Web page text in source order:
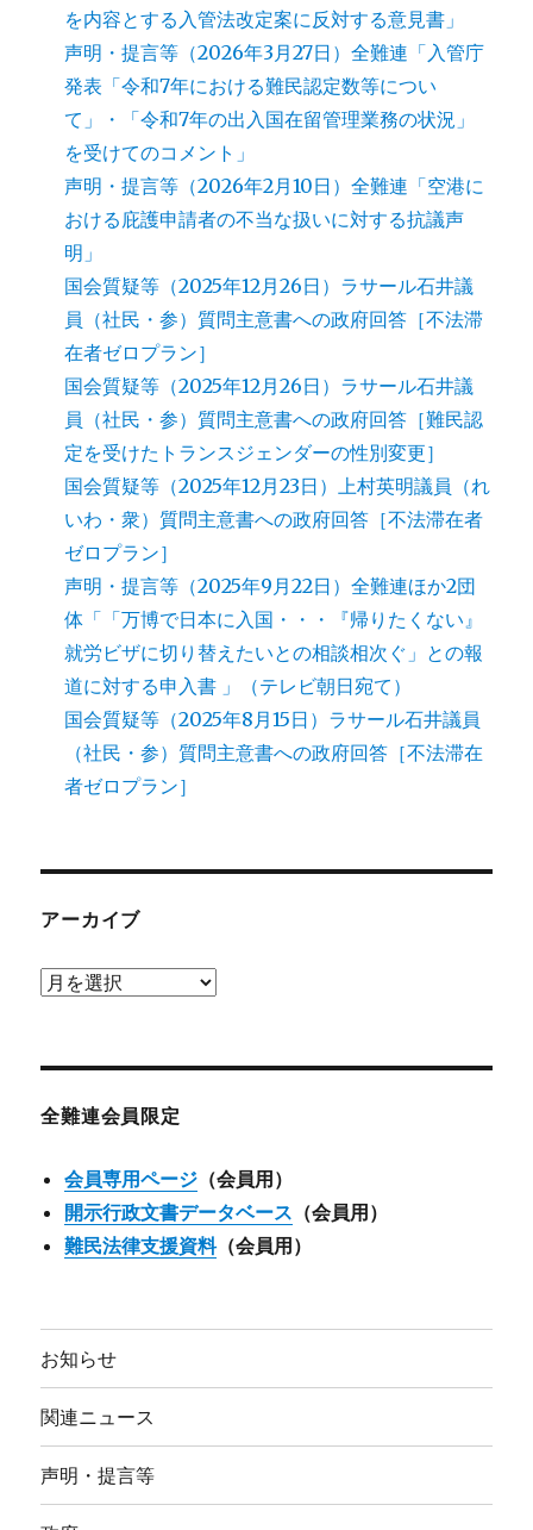
を内容とする入管法改定案に反対する意見書」
声明・提言等（2026年3月27日）全難連「入管庁
発表「令和7年における難民認定数等につい
て」・「令和7年の出入国在留管理業務の状況」
を受けてのコメント」
声明・提言等（2026年2月10日）全難連「空港に
おける庇護申請者の不当な扱いに対する抗議声
明」
国会質疑等（2025年12月26日）ラサール石井議
員（社民・参）質問主意書への政府回答［不法滞
在者ゼロプラン］
国会質疑等（2025年12月26日）ラサール石井議
員（社民・参）質問主意書への政府回答［難民認
定を受けたトランスジェンダーの性別変更］
国会質疑等（2025年12月23日）上村英明議員（れ
いわ・衆）質問主意書への政府回答［不法滞在者
ゼロプラン］
声明・提言等（2025年9月22日）全難連ほか2団
体「「万博で日本に入国・・・『帰りたくない』
就労ビザに切り替えたいとの相談相次ぐ」との報
道に対する申入書 」（テレビ朝日宛て）
国会質疑等（2025年8月15日）ラサール石井議員
（社民・参）質問主意書への政府回答［不法滞在
者ゼロプラン］
アーカイブ
ア
ブ
全難連会員限定
会員専用ページ （会員用）
開示行政文書データベース （会員用）
難民法律支援資料（会員用）
お知らせ
関連ニュース
声明・提言等